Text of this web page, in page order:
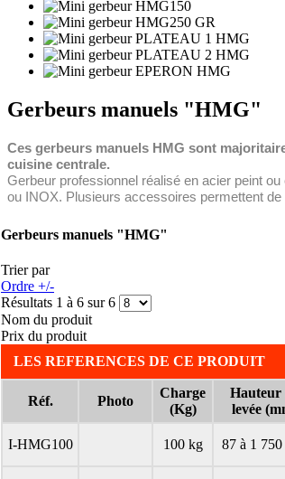
Gerbeurs manuels "HMG"
Ces gerbeurs manuels HMG sont
cuisine centrale.
Gerbeur professionnel réalisé en acier peint
ou INOX. Plusieurs accessoires permettent de
Gerbeurs manuels "HMG"
Trier par
Ordre +/-
Résultats 1 à 6 sur 6
Nom du produit
Prix du produit
LES REFERENCES DE CE PRODUIT
Réf. Photo
Charge
(Kg)
Hauteur
levée
I-HMG100 100 kg 87 à 1